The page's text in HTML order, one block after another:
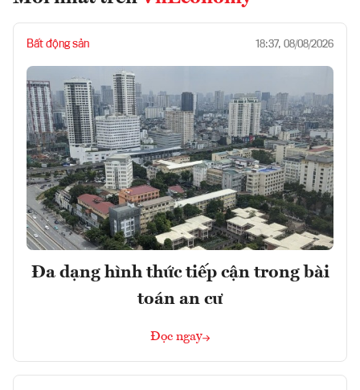
Bất động sản 18:37, 08/08/2026
Đa dạng hình thức tiếp cận trong bài
toán an cư
Đọc ngay